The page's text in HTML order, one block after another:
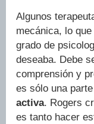
Algunos
mecánica, lo
grado de
deseaba. Debe
comprensión y
es sólo una
activa. Rogers
es tanto hacer